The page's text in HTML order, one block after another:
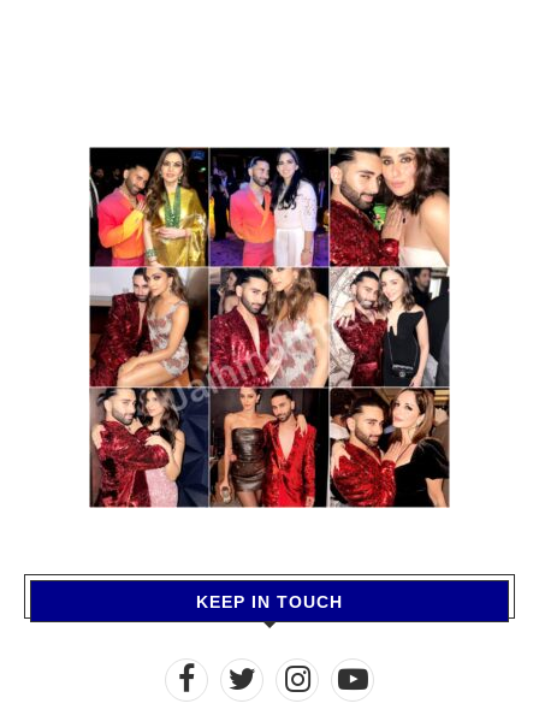
KEEP IN TOUCH